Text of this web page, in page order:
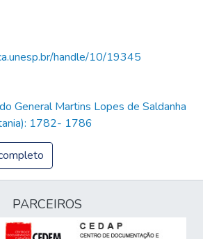
handle/10/19345
General Martins Lopes de Saldanha
1782- 1786
PARCEIROS